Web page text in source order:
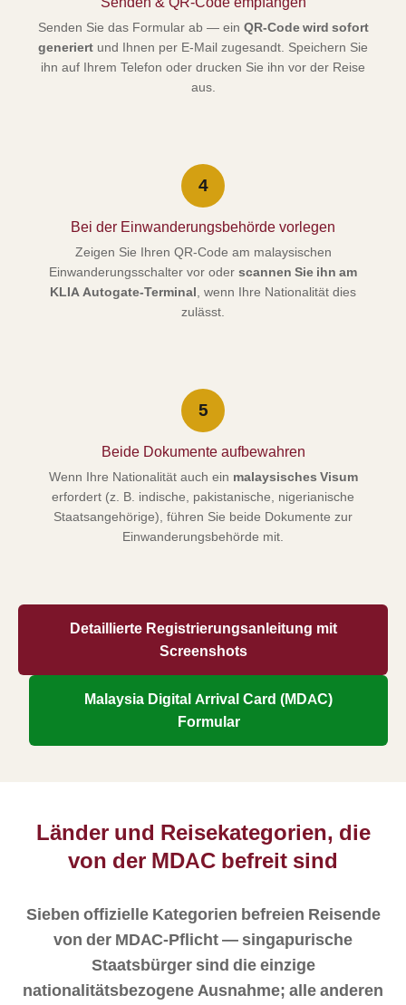
Senden Sie das Formular ab — ein QR-Code wird sofort
generiert und Ihnen per E-Mail zugesandt. Speichern Sie
ihn auf Ihrem Telefon oder drucken Sie ihn vor der Reise
aus.
4
Bei der Einwanderungsbehörde vorlegen
Zeigen Sie Ihren QR-Code am malaysischen
Einwanderungsschalter vor oder scannen Sie ihn am
KLIA Autogate-Terminal, wenn Ihre Nationalität dies
zulässt.
5
Beide Dokumente aufbewahren
Wenn Ihre Nationalität auch ein malaysisches Visum
erfordert (z. B. indische, pakistanische, nigerianische
Staatsangehörige), führen Sie beide Dokumente zur
Einwanderungsbehörde mit.
Detaillierte Registrierungsanleitung mit
Screenshots
Malaysia Digital Arrival Card (MDAC)
Formular
Länder und Reisekategorien, die
von der MDAC befreit sind
Sieben offizielle Kategorien befreien Reisende
von der MDAC-Pflicht — singapurische
Staatsbürger sind die einzige
nationalitätsbezogene Ausnahme; alle anderen